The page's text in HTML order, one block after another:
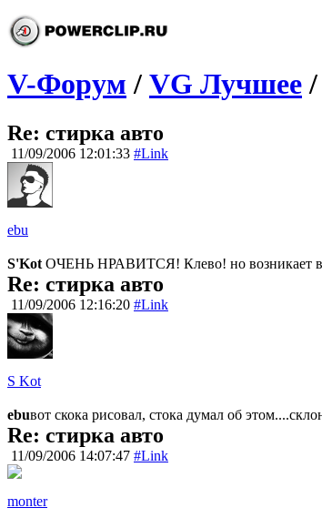
V-Форум / VG Лучшее
Re: стирка авто
11/09/2006 12:01:33 #Link
ebu
S'Kot ОЧЕНЬ НРАВИТСЯ! Клево! но возникает
Re: стирка авто
11/09/2006 12:16:20 #Link
S Kot
ebuвот скока рисовал, стока думал об
Re: стирка авто
11/09/2006 14:07:47 #Link
monter